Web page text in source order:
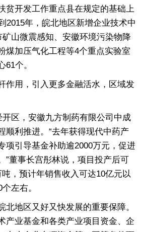
贫开发工作重点县在规定的基础上
2015年，皖北地区新增企业技术中
山微震感知、安徽环境污染物降
煤加压气化工程等4个重点实验室
61个。
用，引入更多金融活水，区域发
区，安徽九方制药有限公司中成
顺利推进。“去年获得现代中药产
项引导基金补助逾2000万元，促进
”董事长宫彤林说，项目投产后可
，预计年销售收入可达10亿元以
左右。
地区又好又快发展的重要保障。
产业基金和各类产业项目资金、企